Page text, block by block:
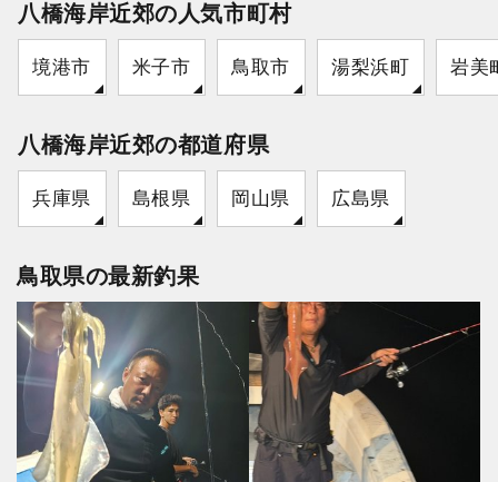
八橋海岸近郊の人気市町村
境港市 米子市 鳥取市 湯梨浜町 岩美
八橋海岸近郊の都道府県
兵庫県 島根県 岡山県 広島県
鳥取県の最新釣果